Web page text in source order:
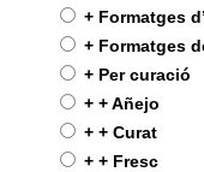
+ Formatges
+ Formatges
+ Per curació
+ + Añejo
+ + Curat
+ + Fresc